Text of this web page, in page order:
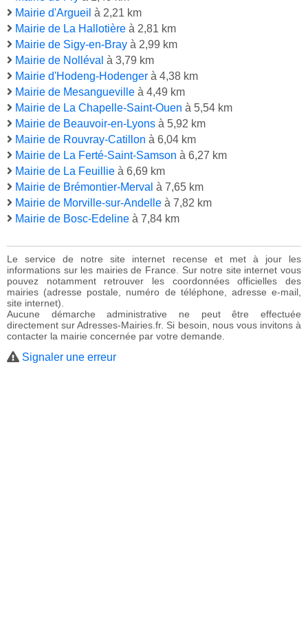
Mairie d'Argueil à 2,21 km
Mairie de La Hallotière à 2,81 km
Mairie de Sigy-en-Bray à 2,99 km
Mairie de Nolléval à 3,79 km
Mairie d'Hodeng-Hodenger à 4,38 km
Mairie de Mesangueville à 4,49 km
Mairie de La Chapelle-Saint-Ouen à 5,54 km
Mairie de Beauvoir-en-Lyons à 5,92 km
Mairie de Rouvray-Catillon à 6,04 km
Mairie de La Ferté-Saint-Samson à 6,27 km
Mairie de La Feuillie à 6,69 km
Mairie de Brémontier-Merval à 7,65 km
Mairie de Morville-sur-Andelle à 7,82 km
Mairie de Bosc-Edeline à 7,84 km
Le service de notre site internet recense et met à jour les
informations sur les mairies de France. Sur notre site internet vous
pouvez notamment retrouver les coordonnées officielles des
mairies (adresse postale, numéro de téléphone, adresse e-mail,
site internet).
Aucune démarche administrative ne peut être effectuée
directement sur Adresses-Mairies.fr. Si besoin, nous vous invitons à
contacter la mairie concernée par votre demande.
Signaler une erreur